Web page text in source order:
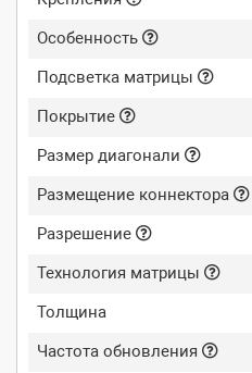
Особенность
Подсветка матрицы
Покрытие
Размер диагонали
Размещение коннектора
Разрешение
Технология матрицы
Толщина
Частота обновления